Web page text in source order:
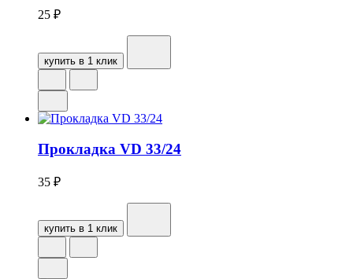
25 ₽
купить в 1 клик
Прокладка VD 33/24
35 ₽
купить в 1 клик